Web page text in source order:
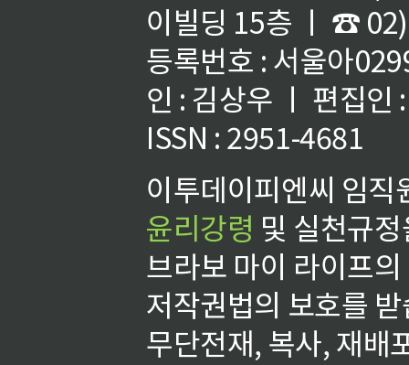
이빌딩 15층 ㅣ ☎
등록번호 : 서울아
인 : 김상우 ㅣ 편집인
ISSN : 2951-4681
이투데이피엔씨 임
윤리강령 및 실천규
브라보 마이 라이프
저작권법의 보호를
무단전재, 복사, 재배